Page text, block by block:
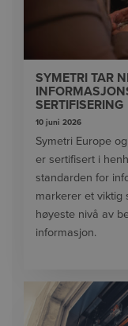
SYMETRI TAR
SERTIFISERING
10 juni 2026
Symetri Europe
er sertifisert i
standarden for
markerer et viktig
høyeste nivå av
informasjon.